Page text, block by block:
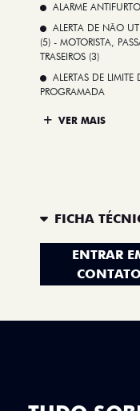
ALARME ANTIFURTO
ALERTA DE NÃO
(5) - MOTORISTA,
TRASEIROS (3)
ALERTAS DE
PROGRAMADA
VER MAIS
FICHA
ENTRAR
CONTATO